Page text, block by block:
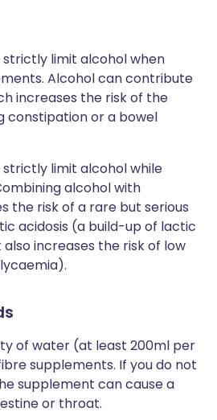
limit alcohol when
Alcohol can contribute
increases the risk of the
constipation or a bowel
limit alcohol while
alcohol with
the risk of a rare but serious
acidosis (a build-up of lactic
increases the risk of low
of water (at least 200ml per
supplements. If you do not
supplement can cause a
or throat.